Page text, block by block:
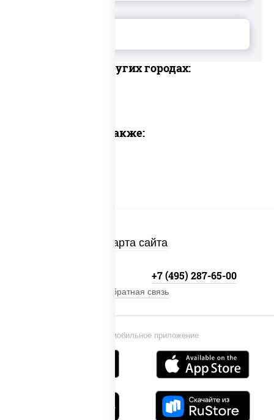
Доставка в других городах:
Предлагаем также:
Карта сайта
Установи мобильное приложение
+7 (495) 287-65-00
Обратная связь